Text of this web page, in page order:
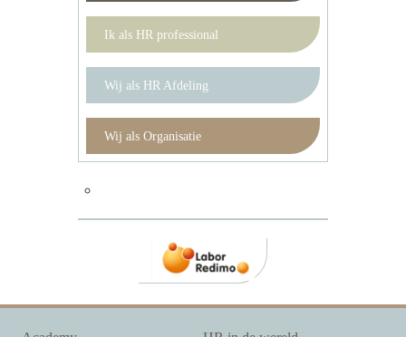
Ik als HR professional
Wij als HR Afdeling
Wij als Organisatie